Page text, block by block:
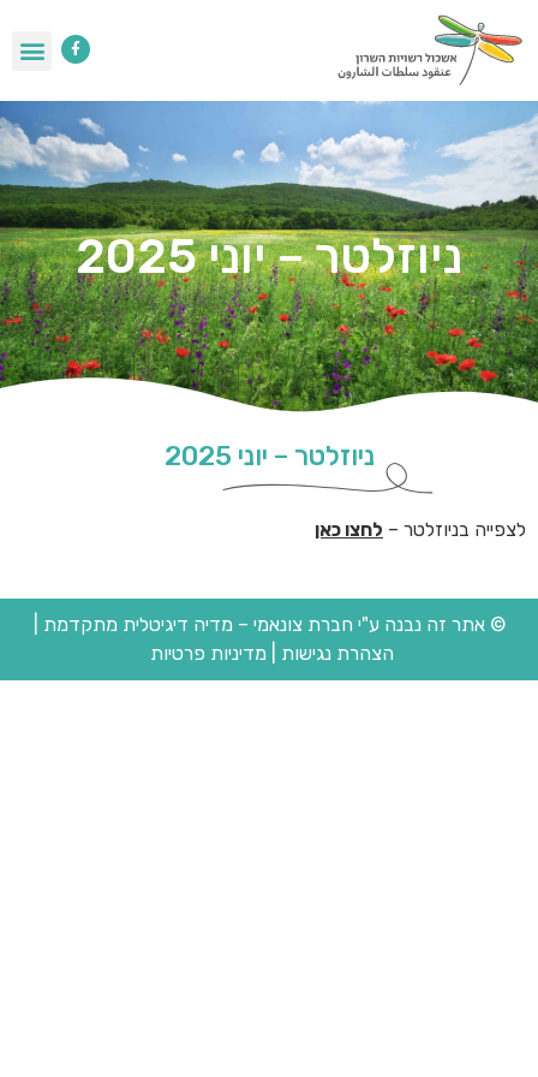
ניוזלטר – יוני 2025
ניוזלטר – יוני 2025
לצפייה בניוזלטר – לחצו כאן
© אתר זה נבנה ע"י חברת צונאמי – מדיה דיגיטלית מתקדמת
הצהרת נגישות
מדיניות פרטיות